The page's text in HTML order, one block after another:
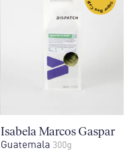
Isabela Marcos Gaspar
Guatemala 300g